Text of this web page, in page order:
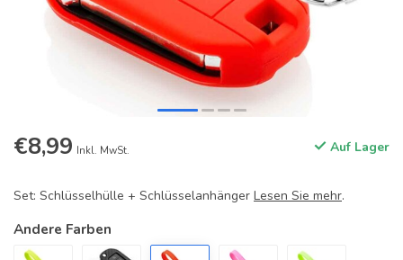
€8,99 Inkl. MwSt. Auf Lager
Set: Schlüsselhülle + Schlüsselanhänger Lesen Sie mehr.
Andere Farben